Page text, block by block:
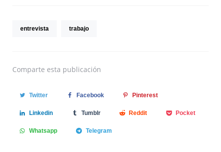
entrevista trabajo
Comparte esta publicación
Twitter Facebook Pinterest
Linkedin Tumblr Reddit Pocket
Whatsapp Telegram